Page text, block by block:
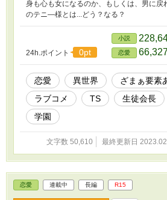
身も心も女になるのか、もしくは、男に
のテニ―様とは...どう？なる？
24h.ポイント 0pt
小説
恋愛
恋愛 異世界
ざまぁ要素
ラブコメ
TS 生徒会長
学園
文字数 50,610 最終更新日
恋愛 連載中 長編 R15